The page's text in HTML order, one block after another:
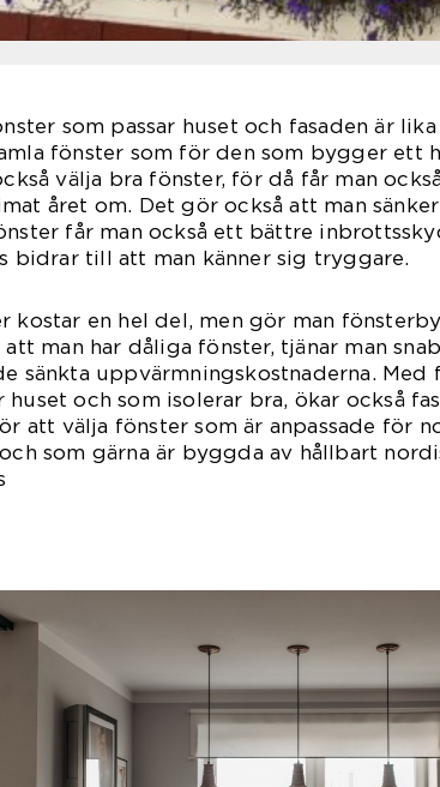
som passar huset och fasaden är
fönster som för den som bygger ett
välja bra fönster, för då får man
året om. Det gör också att man
får man också ett bättre
bidrar till att man känner sig tryggare.
kostar en hel del, men gör man
att man har dåliga fönster, tjänar man
sänkta uppvärmningskostnaderna.
huset och som isolerar bra, ökar också
att välja fönster som är anpassade för
som gärna är byggda av hållbart